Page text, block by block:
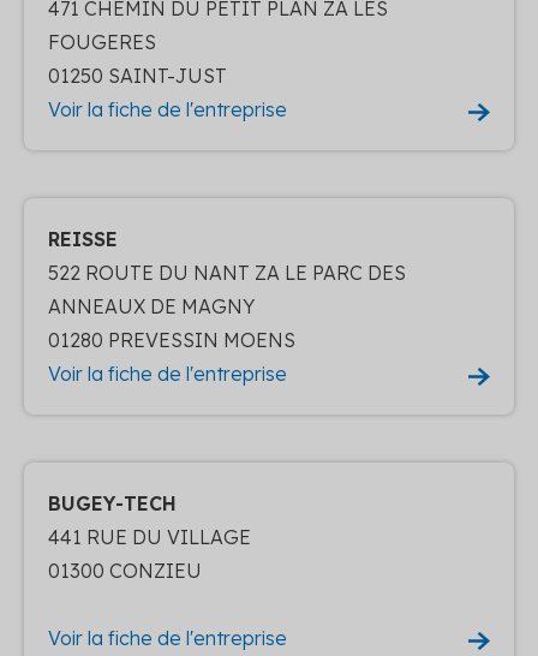
471 CHEMIN DU PETIT PLAN ZA LES
FOUGERES
01250 SAINT-JUST
Voir la fiche de l'entreprise
REISSE
522 ROUTE DU NANT ZA LE PARC DES
ANNEAUX DE MAGNY
01280 PREVESSIN MOENS
Voir la fiche de l'entreprise
BUGEY-TECH
441 RUE DU VILLAGE
01300 CONZIEU
Voir la fiche de l'entreprise